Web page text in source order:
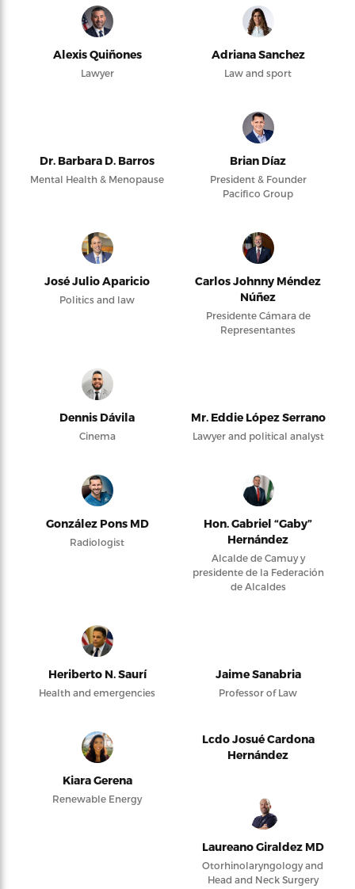
Alexis Quiñones
Lawyer
Adriana Sanchez
Law and sport
Dr. Barbara D. Barros
Mental Health & Menopause
Brian Díaz
President & Founder
Pacifico Group
José Julio Aparicio
Politics and law
Carlos Johnny Méndez
Núñez
Presidente Cámara de
Representantes
Dennis Dávila
Cinema
Mr. Eddie López Serrano
Lawyer and political analyst
González Pons MD
Radiologist
Hon. Gabriel “Gaby”
Hernández
Alcalde de Camuy y
presidente de la Federación
de Alcaldes
Heriberto N. Saurí
Health and emergencies
Jaime Sanabria
Professor of Law
Kiara Gerena
Renewable Energy
Lcdo Josué Cardona
Hernández
Laureano Giraldez MD
Otorhinolaryngology and
Head and Neck Surgery